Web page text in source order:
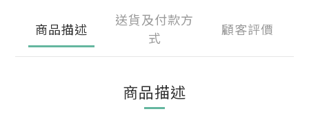
商品描述
送貨及付款方
式
顧客評價
商品描述